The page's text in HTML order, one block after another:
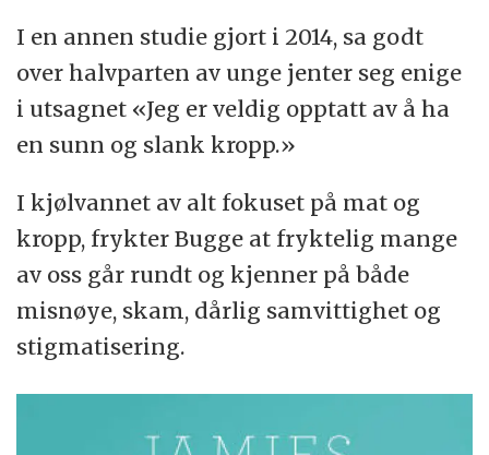
I en annen studie gjort i 2014, sa godt
over halvparten av unge jenter seg enige
i utsagnet «Jeg er veldig opptatt av å ha
en sunn og slank kropp.»
I kjølvannet av alt fokuset på mat og
kropp, frykter Bugge at fryktelig mange
av oss går rundt og kjenner på både
misnøye, skam, dårlig samvittighet og
stigmatisering.